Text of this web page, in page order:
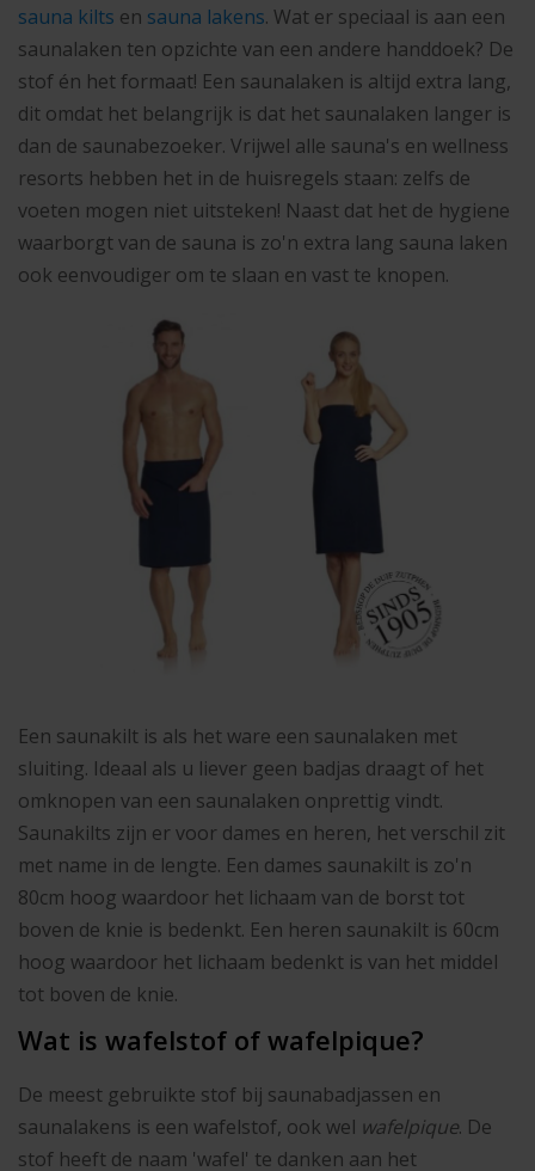
sauna kilts en sauna lakens. Wat er speciaal is aan een
saunalaken ten opzichte van een andere handdoek? De
stof én het formaat! Een saunalaken is altijd extra lang,
dit omdat het belangrijk is dat het saunalaken langer is
dan de saunabezoeker. Vrijwel alle sauna's en wellness
resorts hebben het in de huisregels staan: zelfs de
voeten mogen niet uitsteken! Naast dat het de hygiene
waarborgt van de sauna is zo'n extra lang sauna laken
ook eenvoudiger om te slaan en vast te knopen.
Een saunakilt is als het ware een saunalaken met
sluiting. Ideaal als u liever geen badjas draagt of het
omknopen van een saunalaken onprettig vindt.
Saunakilts zijn er voor dames en heren, het verschil zit
met name in de lengte. Een dames saunakilt is zo'n
80cm hoog waardoor het lichaam van de borst tot
boven de knie is bedenkt. Een heren saunakilt is 60cm
hoog waardoor het lichaam bedenkt is van het middel
tot boven de knie.
Wat is wafelstof of wafelpique?
De meest gebruikte stof bij saunabadjassen en
saunalakens is een wafelstof, ook wel wafelpique. De
stof heeft de naam 'wafel' te danken aan het